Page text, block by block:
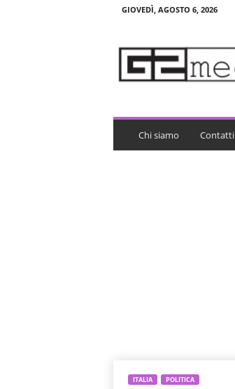
GIOVEDÌ, AGOSTO 6, 2026
a
Chi siamo Contatti
ITALIA POLITICA